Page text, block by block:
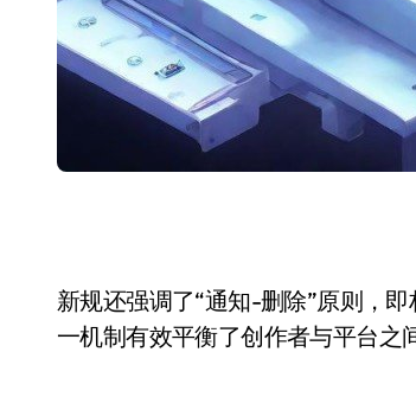
新规还强调了“通知-删除”原则，
一机制有效平衡了创作者与平台之